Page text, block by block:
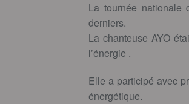
La tournée nationale
derniers.
La chanteuse AYO
l’énergie .
Elle a participé avec
énergétique.